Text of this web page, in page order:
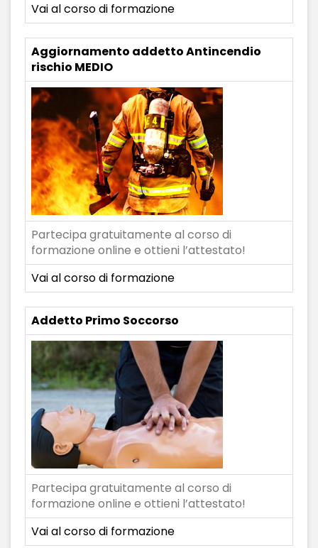
Vai al corso di formazione
Aggiornamento addetto Antincendio
rischio MEDIO
Partecipa gratuitamente al corso di
formazione online e ottieni l’attestato!
Vai al corso di formazione
Addetto Primo Soccorso
Partecipa gratuitamente al corso di
formazione online e ottieni l’attestato!
Vai al corso di formazione